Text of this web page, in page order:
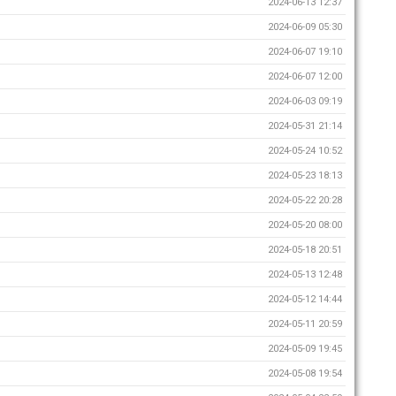
2024-06-09 05:30
2024-06-07 19:10
2024-06-07 12:00
2024-06-03 09:19
2024-05-31 21:14
2024-05-24 10:52
2024-05-23 18:13
2024-05-22 20:28
2024-05-20 08:00
2024-05-18 20:51
2024-05-13 12:48
2024-05-12 14:44
2024-05-11 20:59
2024-05-09 19:45
2024-05-08 19:54